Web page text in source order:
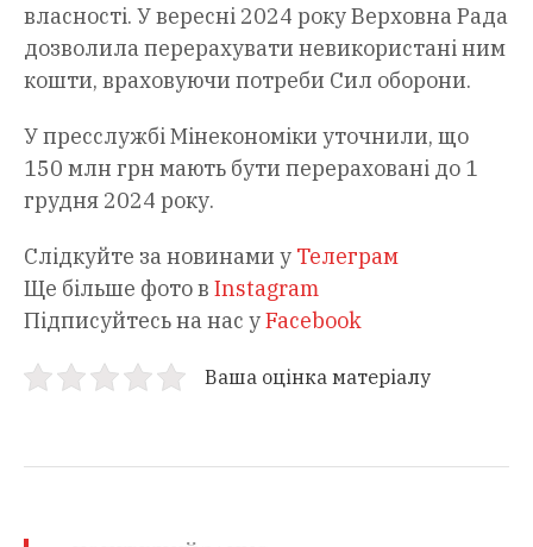
власності. У вересні 2024 року Верховна Рада
дозволила перерахувати невикористані ним
кошти, враховуючи потреби Сил оборони.
У пресслужбі Мінекономіки уточнили, що
150 млн грн мають бути перераховані до 1
грудня 2024 року.
Слідкуйте за новинами у Телеграм
Ще більше фото в Instagram
Підписуйтесь на нас уFacebook
Ваша оцінка матеріалу